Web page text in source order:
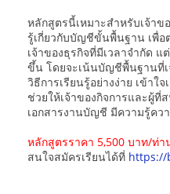
หลักสูตรนี้เหมาะสำหรับเจ้าข
รู้เกี่ยวกับบัญชีขั้นพื้นฐาน เพื่อ
เจ้าของธุรกิจที่มีเวลาจำกัด
ขึ้น โดยจะเน้นบัญชีพื้นฐานที่เ
วิธีการเรียนรู้อย่างง่าย เข้าใ
ช่วยให้เจ้าของกิจการและผู้
เอกสารงานบัญชี มีความรู้คว
หลักสูตรราคา 5,500 บาท/ท่า
สนใจสมัครเรียนได้ที่ https://